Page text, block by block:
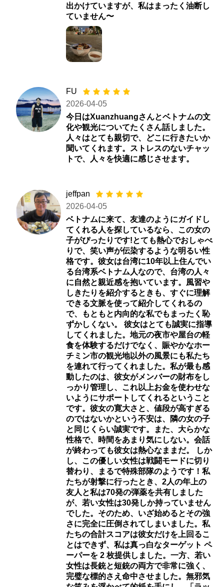
出かけていますが、私はまったく油断し
ていません〜
FU
2026-04-05
今日はXuanzhuangさんとベトナムの文
化や観光についてたくさん話しました。
人々はとても親切で、どこに行きたいか
聞いてくれます。ストレスのないチャッ
トで、人々を快適に感じさせます。
jeffpan
2026-04-05
ベトナムに来て、友達のようにガイドし
てくれる人を探しているなら、この女の
子がぴったりです!とても熱心でおしゃべ
りで、笑い声が伝染するような明るい性
格です。彼女は台湾に10年以上住んでい
る台湾系ベトナム人なので、台湾の人々
に自然と親近感を抱いています。風習や
しきたりを紹介するときも、すぐに理解
できる文脈を使って紹介してくれるの
で、もともと内向的な私でもまったく恥
ずかしくない。 彼女はとても誠実に指導
してくれました。地元の夜市や屋台の軽
食を体験するだけでなく、賑やかなホー
チミン市の観光地以外の風景にも私たち
を連れて行ってくれました。私が最も感
動したのは、彼女がメンバーの財布をし
っかり管理し、これ以上お金を使わせな
いようにサポートしてくれるということ
です。彼女の寛大さと、値段が高す​​ぎる
のではないかという不安は、隣の女の子
と同じくらい誠実です。また、大らかな
性格で、時間をあまり気にしない。会話
が終わっても彼女は熱心なままだ。 しか
し、この優しい女性は戦闘モードに切り
替わり、まるで特殊部隊のようです！私
たちが射撃に行ったとき、2人の年上の
友人と私は70発の弾薬を共有しました
が、若い女性は30発しか持っていません
でした。そのため、いざ始めるとその強
さに完全に圧倒されてしまいました。私
たちの合計スコアは彼女だけを上回るこ
とはできず、私は真っ白なターゲット ペ
ーパーを 2 枚提供しました。一方、若い
女性は長銃と短銃の両方で非常に強く、
完璧な標的さえ命中させました。無邪気